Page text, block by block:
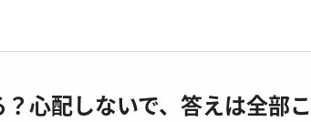
心配しないで、答えは全部こ